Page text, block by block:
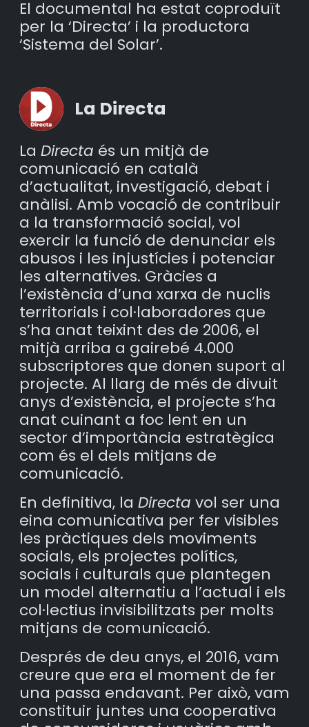
El documental ha estat coproduït
per la ‘Directa’ i la productora
‘Sistema del Solar’.
La Directa
La Directa és un mitjà de
comunicació en català
d’actualitat, investigació, debat i
anàlisi. Amb vocació de contribuir
a la transformació social, vol
exercir la funció de denunciar els
abusos i les injustícies i potenciar
les alternatives. Gràcies a
l’existència d’una xarxa de nuclis
territorials i col·laboradores que
s’ha anat teixint des de 2006, el
mitjà arriba a gairebé 4.000
subscriptores que donen suport al
projecte. Al llarg de més de divuit
anys d’existència, el projecte s’ha
anat cuinant a foc lent en un
sector d’importància estratègica
com és el dels mitjans de
comunicació.
En definitiva, la Directa vol ser una
eina comunicativa per fer visibles
les pràctiques dels moviments
socials, els projectes polítics,
socials i culturals que plantegen
un model alternatiu a l’actual i els
col·lectius invisibilitzats per molts
mitjans de comunicació.
Després de deu anys, el 2016, vam
creure que era el moment de fer
una passa endavant. Per això, vam
constituir juntes una cooperativa